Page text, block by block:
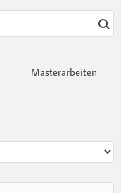
Masterarbeiten